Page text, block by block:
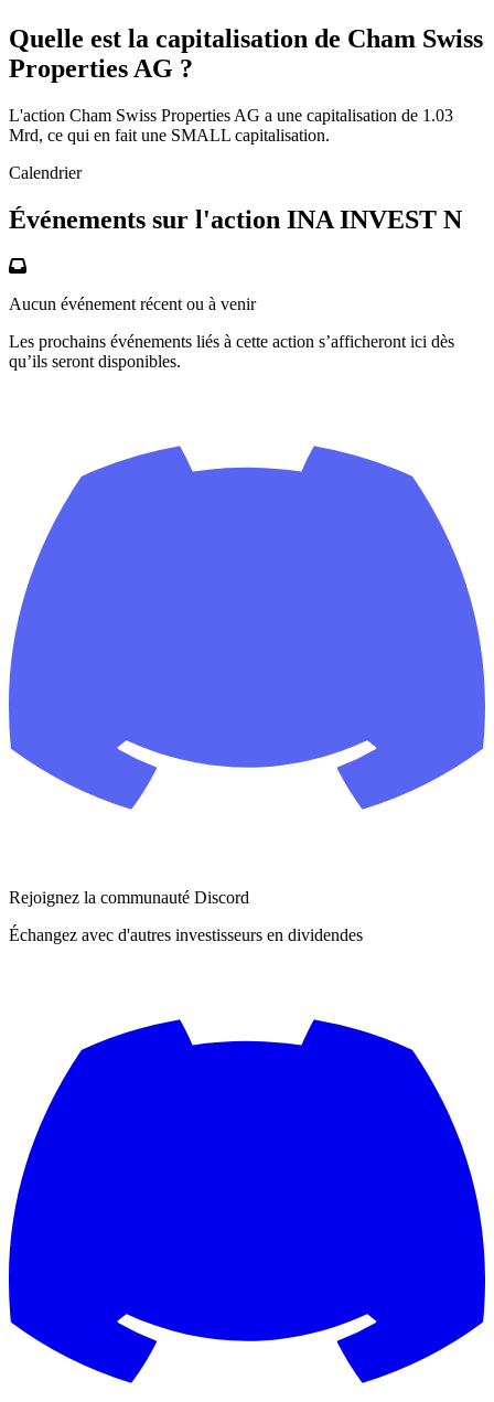
Quelle est la capitalisation de Cham Swiss
Properties AG ?
L'action Cham Swiss Properties AG a une capitalisation de 1.03
Mrd, ce qui en fait une SMALL capitalisation.
Calendrier
Événements sur l'action INA INVEST N
Aucun événement récent ou à venir
Les prochains événements liés à cette action s’afficheront ici dès
qu’ils seront disponibles.
Rejoignez la communauté Discord
Échangez avec d'autres investisseurs en dividendes